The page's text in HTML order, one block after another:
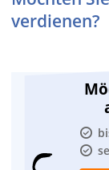
verdienen?